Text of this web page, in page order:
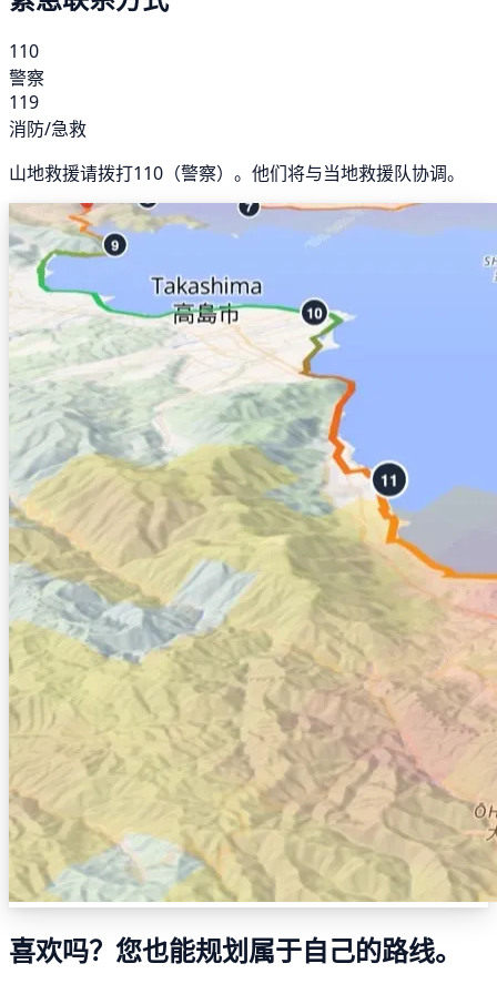
110
警察
119
消防/急救
山地救援请拨打110（警察）。他们将与当地救援队协调。
喜欢吗？您也能规划属于自己的路线。